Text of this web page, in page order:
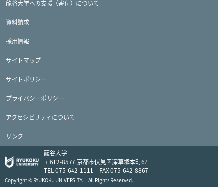
龍谷大学への支援（寄付）について
資料請求
採用情報
サイトマップ
サイトポリシー
プライバシーポリシー
アクセシビリティについて
リンク
Copyright © RYUKOKU UNIVERSITY. All Rights Reserved.
龍谷大学
〒612-8577 京都市伏見区深草塚本町67
TEL 075-642-1111 FAX 075-642-8867